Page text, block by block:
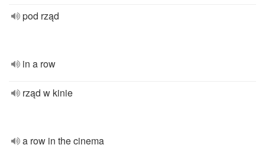
pod rząd
in a row
rząd w kinie
a row in the cinema